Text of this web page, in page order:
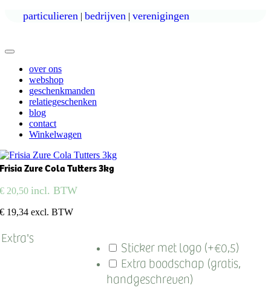
particulieren | bedrijven | verenigingen
Toggle
over ons
webshop
geschenkmanden
relatiegeschenken
blog
contact
Winkelwagen
Frisia Zure Cola Tutters 3kg
€ 20,50 incl. BTW
€ 19,34 excl. BTW
Extra's
Sticker met logo (+€0,5)
Extra boodschap (gratis,
handgeschreven)